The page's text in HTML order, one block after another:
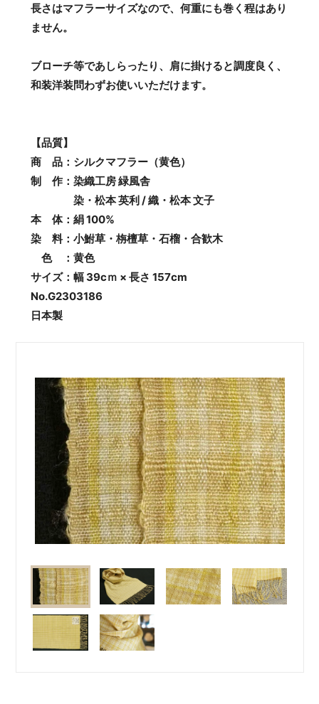
長さはマフラーサイズなので、何重にも巻く程はあり
ません。
ブローチ等であしらったり、肩に掛けると調度良く、
和装洋装問わずお使いいただけます。
【品質】
商 品：シルクマフラー（黄色）
制 作：染織工房 緑風舎
染・松本 英利 / 織・松本 文子
本 体：絹 100%
染 料：小鮒草・栴檀草・石榴・合歓木
色 ：黄色
サイズ：幅 39cｍ × 長さ 157cm
No.G2303186
日本製